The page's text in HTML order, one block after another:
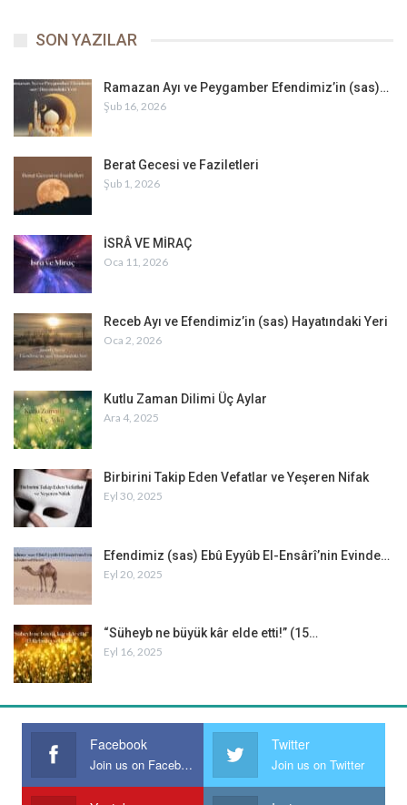
SON YAZILAR
Ramazan Ayı ve Peygamber Efendimiz’in (sas)…
Şub 16, 2026
Berat Gecesi ve Faziletleri
Şub 1, 2026
İSRÂ VE MİRAÇ
Oca 11, 2026
Receb Ayı ve Efendimiz’in (sas) Hayatındaki Yeri
Oca 2, 2026
Kutlu Zaman Dilimi Üç Aylar
Ara 4, 2025
Birbirini Takip Eden Vefatlar ve Yeşeren Nifak
Eyl 30, 2025
Efendimiz (sas) Ebû Eyyûb El-Ensârî’nin Evinde…
Eyl 20, 2025
“Süheyb ne büyük kâr elde etti!” (15…
Eyl 16, 2025
Facebook
Join us on Facebook
Twitter
Join us on Twitter